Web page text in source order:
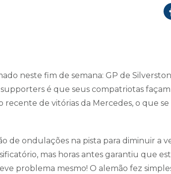
neste fim de semana: GP de
é que seus compatriotas
de vitórias da Mercedes, o que se
de ondulações na pista para diminuir a
mas horas antes garantiu que
problema mesmo! O alemão fez